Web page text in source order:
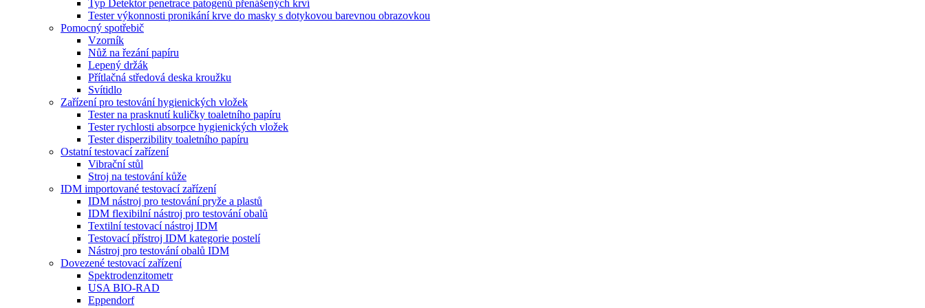
Typ Detektor penetrace patogenů přenášených krví
Tester výkonnosti pronikání krve do masky s dotykovou barevnou obrazovkou
Pomocný spotřebič
Vzorník
Nůž na řezání papíru
Lepený držák
Přítlačná středová deska kroužku
Svítidlo
Zařízení pro testování hygienických vložek
Tester na prasknutí kuličky toaletního papíru
Tester rychlosti absorpce hygienických vložek
Tester disperzibility toaletního papíru
Ostatní testovací zařízení
Vibrační stůl
Stroj na testování kůže
IDM importované testovací zařízení
IDM nástroj pro testování pryže a plastů
IDM flexibilní nástroj pro testování obalů
Textilní testovací nástroj IDM
Testovací přístroj IDM kategorie postelí
Nástroj pro testování obalů IDM
Dovezené testovací zařízení
Spektrodenzitometr
USA BIO-RAD
Eppendorf